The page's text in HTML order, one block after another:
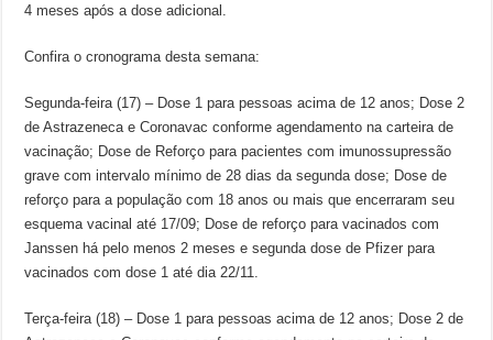
4 meses após a dose adicional.
Confira o cronograma desta semana:
Segunda-feira (17) – Dose 1 para pessoas acima de 12 anos; Dose 2
de Astrazeneca e Coronavac conforme agendamento na carteira de
vacinação; Dose de Reforço para pacientes com imunossupressão
grave com intervalo mínimo de 28 dias da segunda dose; Dose de
reforço para a população com 18 anos ou mais que encerraram seu
esquema vacinal até 17/09; Dose de reforço para vacinados com
Janssen há pelo menos 2 meses e segunda dose de Pfizer para
vacinados com dose 1 até dia 22/11.
Terça-feira (18) – Dose 1 para pessoas acima de 12 anos; Dose 2 de